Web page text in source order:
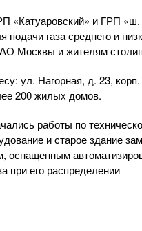
«Катуаровский» и ГРП «ш.
газа среднего и
Москвы и жителям
ул. Нагорная, д. 23, корп.
200 жилых домов.
работы по
и старое здание
оснащенным
при его распределении